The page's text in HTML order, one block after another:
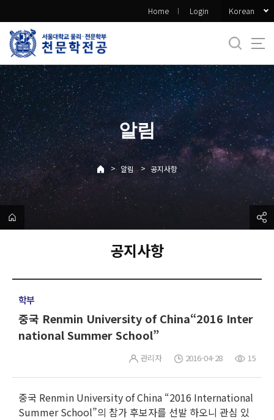
로
메
뉴
Home Login Korean
알림
> 알림 > 공지사항
공지사항
학부
중국 Renmin University of China“2016 Inter
national Summer School”
관리자 2016-04-28 15
중국 Renmin University of China “2016 International
Summer School”의 참가 후보자를 선발 하오니 관심 있